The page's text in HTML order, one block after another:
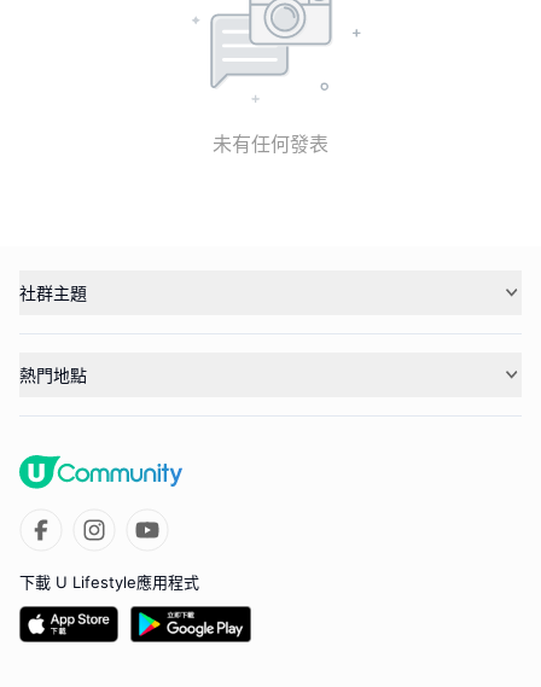
未有任何發表
社群主題
熱門地點
下載 U Lifestyle應用程式